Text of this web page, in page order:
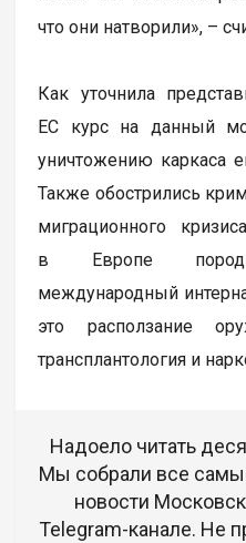
что они натворили», –
Как уточнила
ЕС курс на данный
уничтожению каркаса
Также обострились
миграционного
в Европе
международный
это расползание
трансплантология и
Надоело читать
Мы собрали все
новости
Telegram-канале. Не